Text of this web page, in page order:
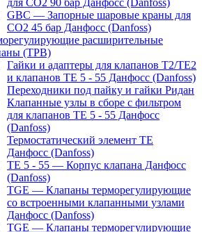
для CO2 90 бар Данфосс (Danfoss)
GBC — Запорные шаровые краны для
CO2 45 бар Данфосс (Danfoss)
расширительные
(ТРВ)
Гайки и адаптеры для клапанов T2/TE2
и клапанов TE 5 - 55 Данфосс (Danfoss)
Переходники под пайку и гайки Ридан
Клапанные узлы в сборе с фильтром
для клапанов TE 5 - 55 Данфосс
(Danfoss)
Термостатический элемент TE
Данфосс (Danfoss)
TE 5 - 55 — Корпус клапана Данфосс
(Danfoss)
TGE — Клапаны терморегулирующие
со встроенными клапанными узлами
Данфосс (Danfoss)
TGE — Клапаны терморегулирующие